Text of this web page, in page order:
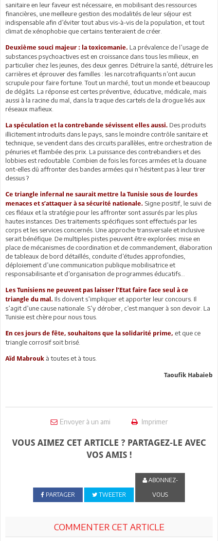
sanitaire en leur faveur est nécessaire, en mobilisant des ressources
financières, une meilleure gestion des modalités de leur séjour est
indispensable afin d’éviter tout abus vis-à-vis de la population, et tout
climat de xénophobie que certains tenteraient de créer.
Deuxième souci majeur : la toxicomanie. La prévalence de l’usage de
substances psychoactives est en croissance dans tous les milieux, en
particulier chez les jeunes, des deux genres. Détruire la santé, détruire les
carrières et éprouver des familles : les narcotrafiquants n’ont aucun
scrupule pour faire fortune. Tout un marché, tout un monde et beaucoup
de dégâts. La réponse est certes préventive, éducative, médicale, mais
aussi à la racine du mal, dans la traque des cartels de la drogue liés aux
réseaux mafieux.
La spéculation et la contrebande sévissent elles aussi. Des produits
illicitement introduits dans le pays, sans le moindre contrôle sanitaire et
technique, se vendent dans des circuits parallèles, entre orchestration de
pénuries et flambée des prix. La puissance des contrebandiers et des
lobbies est redoutable. Combien de fois les forces armées et la douane
ont-elles dû affronter des bandes armées qui n’hésitent pas à leur tirer
dessus ?
Ce triangle infernal ne saurait mettre la Tunisie sous de lourdes
menaces et s’attaquer à sa sécurité nationale. Signe positif, le suivi de
ces fléaux et la stratégie pour les affronter sont assurés par les plus
hautes instances. Des traitements spécifiques sont effectués par les
corps et les services concernés. Une approche transversale et inclusive
serait bénéfique. De multiples pistes peuvent être explorées: mise en
place de mécanismes de coordination et de commandement, élaboration
de tableaux de bord détaillés, conduite d’études approfondies,
déploiement d’une communication publique mobilisatrice et
responsabilisante et d’organisation de programmes éducatifs…
Les Tunisiens ne peuvent pas laisser l’Etat faire face seul à ce
triangle du mal. Ils doivent s’impliquer et apporter leur concours. Il
s’agit d’une cause nationale. S’y dérober, c’est manquer à son devoir. La
Tunisie est chère pour nous tous.
En ces jours de fête, souhaitons que la solidarité prime, et que ce
triangle corrosif soit brisé.
Aïd Mabrouk à toutes et à tous.
Taoufik Habaieb
Envoyer à un ami Imprimer
VOUS AIMEZ CET ARTICLE ? PARTAGEZ-LE AVEC
VOS AMIS !
PARTAGER TWEETER
ABONNEZ-
VOUS
COMMENTER CET ARTICLE